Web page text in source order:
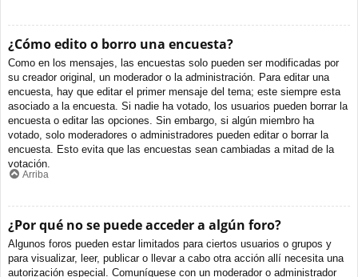
¿Cómo edito o borro una encuesta?
Como en los mensajes, las encuestas solo pueden ser modificadas por
su creador original, un moderador o la administración. Para editar una
encuesta, hay que editar el primer mensaje del tema; este siempre esta
asociado a la encuesta. Si nadie ha votado, los usuarios pueden borrar la
encuesta o editar las opciones. Sin embargo, si algún miembro ha
votado, solo moderadores o administradores pueden editar o borrar la
encuesta. Esto evita que las encuestas sean cambiadas a mitad de la
votación.
Arriba
¿Por qué no se puede acceder a algún foro?
Algunos foros pueden estar limitados para ciertos usuarios o grupos y
para visualizar, leer, publicar o llevar a cabo otra acción allí necesita una
autorización especial. Comuníquese con un moderador o administrador